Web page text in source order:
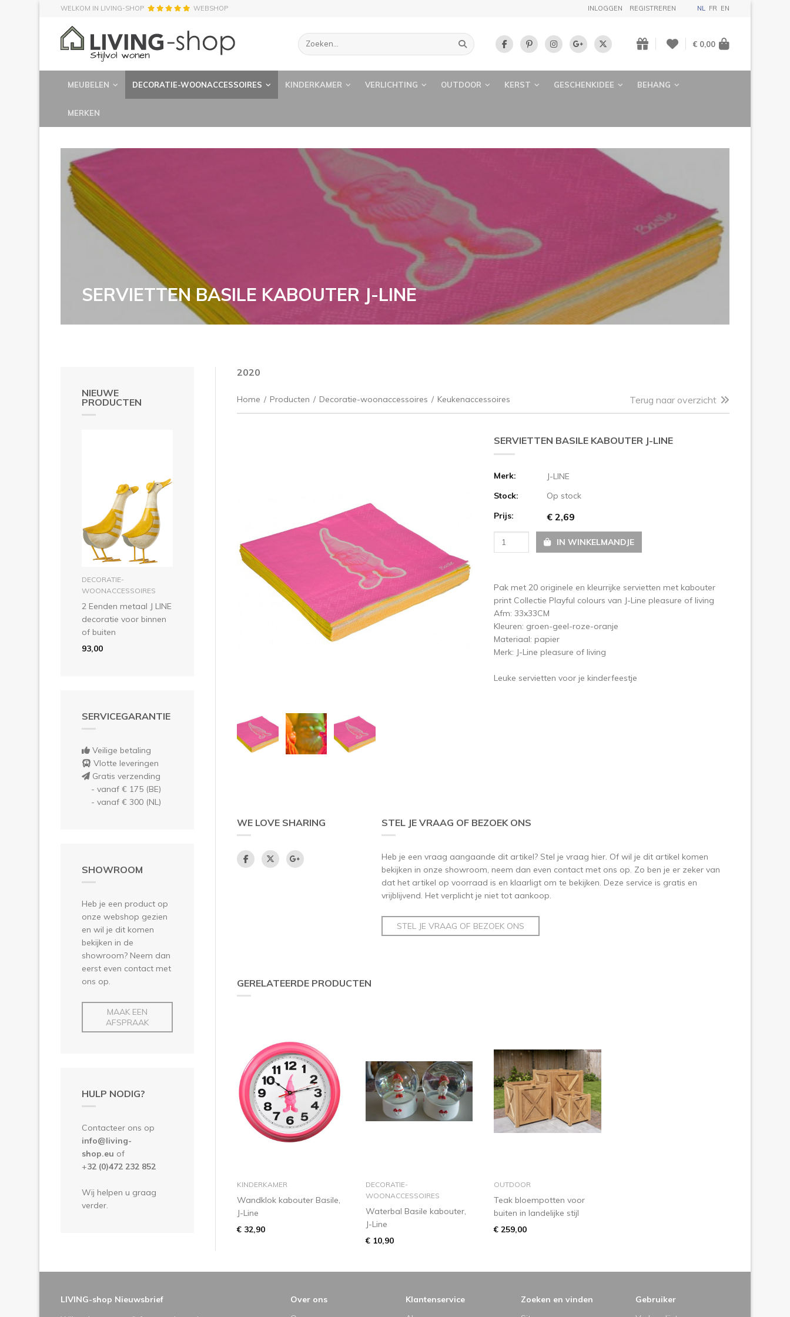
WELKOM IN LIVING-SHOP WEBSHOP INLOGGEN REGISTREREN NL FR EN
€ 0,00
MEUBELEN DECORATIE-WOONACCESSOIRES KINDERKAMER VERLICHTING OUTDOOR KERST GESCHENKIDEE BEHANG
MERKEN
SERVIETTEN BASILE KABOUTER J-LINE
NIEUWE
PRODUCTEN
in winkelmandje
DECORATIE-
WOONACCESSOIRES
2 Eenden metaal J LINE
decoratie voor binnen
of buiten
93,00
SERVICEGARANTIE
Veilige betaling
Vlotte leveringen
Gratis verzending
- vanaf € 175 (BE)
- vanaf € 300 (NL)
SHOWROOM
Heb je een product op
onze webshop gezien
en wil je dit komen
bekijken in de
showroom? Neem dan
eerst even contact met
ons op.
MAAK EEN
AFSPRAAK
HULP NODIG?
Contacteer ons op
info@living-
shop.eu of
+32 (0)472 232 852
Wij helpen u graag
verder.
2020
Home / Producten / Decoratie-woonaccessoires / Keukenaccessoires Terug naar overzicht
Vorige
SERVIETTEN BASILE KABOUTER J-LINE
Merk:
J-LINE
Stock:
Op stock
Prijs:
€ 2,69
IN WINKELMANDJE
Pak met 20 originele en kleurrijke servietten met kabouter
print Collectie Playful colours van J-Line pleasure of living
Afm: 33x33CM
Kleuren: groen-geel-roze-oranje
Materiaal: papier
Merk: J-Line pleasure of living
Leuke servietten voor je kinderfeestje
WE LOVE SHARING STEL JE VRAAG OF BEZOEK ONS
Heb je een vraag aangaande dit artikel? Stel je vraag hier. Of wil je dit artikel komen
bekijken in onze showroom, neem dan even contact met ons op. Zo ben je er zeker van
dat het artikel op voorraad is en klaarligt om te bekijken. Deze service is gratis en
vrijblijvend. Het verplicht je niet tot aankoop.
STEL JE VRAAG OF BEZOEK ONS
GERELATEERDE PRODUCTEN
in winkelmandje
KINDERKAMER
Wandklok kabouter Basile,
J-Line
€ 32,90
in winkelmandje
DECORATIE-
WOONACCESSOIRES
Waterbal Basile kabouter,
J-Line
€ 10,90
in winkelmandje
OUTDOOR
Teak bloempotten voor
buiten in landelijke stijl
€ 259,00
LIVING-shop Nieuwsbrief
Over ons
Klantenservice
Zoeken en vinden
Gebruiker